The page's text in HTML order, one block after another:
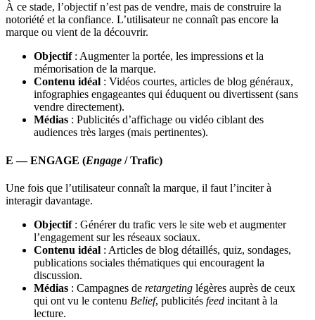
À ce stade, l’objectif n’est pas de vendre, mais de construire la
notoriété et la confiance. L’utilisateur ne connaît pas encore la
marque ou vient de la découvrir.
Objectif: Augmenter la portée, les impressions et la
mémorisation de la marque.
Contenu idéal : Vidéos courtes, articles de blog généraux,
infographies engageantes qui éduquent ou divertissent (sans
vendre directement).
Médias : Publicités d’affichage ou vidéo ciblant des
audiences très larges (mais pertinentes).
E — ENGAGE (Engage / Trafic)
Une fois que l’utilisateur connaît la marque, il faut l’inciter à
interagir davantage.
Objectif: Générer du trafic vers le site web et augmenter
l’engagement sur les réseaux sociaux.
Contenu idéal : Articles de blog détaillés, quiz, sondages,
publications sociales thématiques qui encouragent la
discussion.
Médias : Campagnes de retargeting légères auprès de ceux
qui ont vu le contenu Belief, publicités feed incitant à la
lecture.